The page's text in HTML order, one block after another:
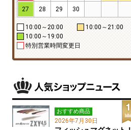
27 28 29 30
10:00～20:00
10:00～21:00
10:00～19:00
特別営業時間変更日
おすすめ商品
2026年7月30日